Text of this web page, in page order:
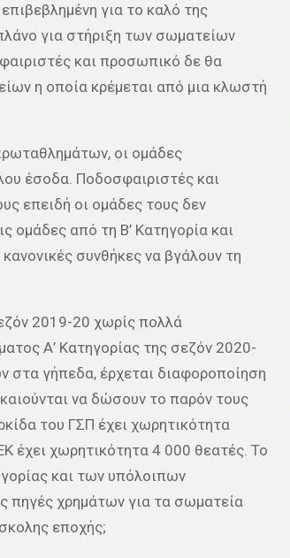
για το καλό της
για στήριξη των σωματείων
και προσωπικό δε θα
η οποία κρέμεται από μια κλωστή
οι ομάδες
έσοδα. Ποδοσφαιριστές και
επειδή οι ομάδες τους δεν
ομάδες από τη Β’ Κατηγορία και
συνθήκες να βγάλουν τη
2019-20 χωρίς πολλά
Α’ Κατηγορίας της σεζόν 2020-
στα γήπεδα, έρχεται διαφοροποίηση
να δώσουν το παρόν τους
του ΓΣΠ έχει χωρητικότητα
έχει χωρητικότητα 4 000 θεατές. Το
και των υπόλοιπων
πηγές χρημάτων για τα σωματεία
εποχής;